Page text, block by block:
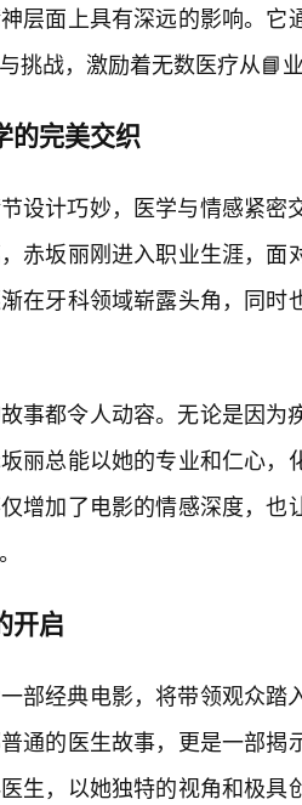
层面上具有深远的影响。它
挑战，激励着无数医疗从📘
的完美交织
设计巧妙，医学与情感紧
赤坂丽刚进入职业生涯，面
在牙科领域崭露头角，同时
事都令人动容。无论是因为
丽总能以她的专业和仁心，
增加了电影的情感深度，也
开启
部经典电影，将带领观众
通的医生故事，更是一部揭
生，以她独特的视角和极具